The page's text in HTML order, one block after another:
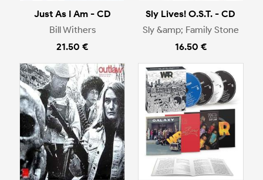
Just As I Am - CD
Bill Withers
21.50 €
Sly Lives! O.S.T. - CD
Sly &amp; Family Stone
16.50 €